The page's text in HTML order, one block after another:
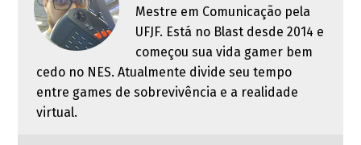
Mestre em Comunicação pela
UFJF. Está no Blast desde 2014 e
começou sua vida gamer bem
cedo no NES. Atualmente divide seu tempo
entre games de sobrevivência e a realidade
virtual.